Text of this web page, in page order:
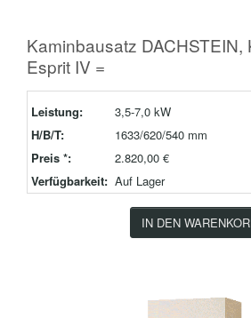
Kaminbausatz DACHSTEIN,
Esprit IV =
Leistung:
3,5-7,0 kW
H/B/T:
1633/620/540 mm
Preis *:
2.820,00 €
Verfügbarkeit: Auf Lager
IN DEN